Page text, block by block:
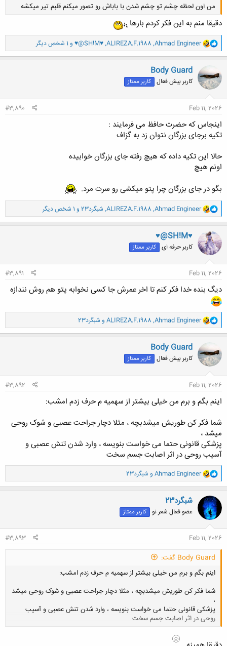
من اون لحظه چشم تو چشم شدن با باباش رو تصور میکنم قلبم تیر میکشه
دقیقا منم به این فکر کردم بارها
و
ا
ک
ن
ش
ه
:
Ahmad Engineer
,
ALIREZA.F.1988
,
♥@SH!M♥ و 1 شخص دیگر
Body Guard
کاربر بیش فعال کاربر ممتاز
Feb 11, 2026
#3,890
اینجاس که حضرت حافظ می فرمایند :
تکیه برجای بزرگان نتوان زد به گزاف
حالا این تکیه داده که هیچ رفته جای بزرگان خوابیده
اونم هیچ
بگو در جای بزرگان چرا پتو میکشی رو سرت مرد.
و
ا
ک
ش
ه
:
Ahmad Engineer
,
ALIREZA.F.1988
, شبگرد23 و 1 شخص دیگر
♥@SH!M♥
کاربر حرفه ای کاربر ممتاز
Feb 11, 2026
#3,891
دیگ بنده خدا فکر کنم تا اخر عمرش جا کسی نخوابه پتو هم روش نندازه
و
ا
ک
ن
ش
ه
:
Ahmad Engineer
,
ALIREZA.F.1988 و شبگرد23
Body Guard
کاربر بیش فعال کاربر ممتاز
Feb 11, 2026
#3,892
اینم بگم و برم من خیلی بیشتر از سهمیه م حرف زدم امشب:
شما فکر کن طوریش میشدبچه ، مثلا دچار جراحت عصبی و شوک روحی
میشد ،
پزشکی قانونی حتما می خواست بنویسه ، وارد شدن تنش عصبی و
آسیب روحی در اثر اصابت جسم سخت
و
ا
ک
ن
ش
ه
:
Ahmad Engineer و شبگرد23
شبگرد23
عضو فعال شعر نو کاربر ممتاز
Feb 11, 2026
#3,893
Body Guard گفت:
اینم بگم و برم من خیلی بیشتر از سهمیه م حرف زدم امشب:
شما فکر کن طوریش میشدبچه ، مثلا دچار جراحت عصبی و شوک روحی میشد
،
پزشکی قانونی حتما می خواست بنویسه ، وارد شدن تنش عصبی و آسیب
روحی در اثر اصابت جسم سخت